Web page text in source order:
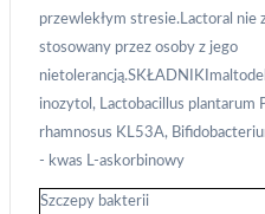
przewlekłym stresie.Lactoral nie
stosowany przez osoby z jego
nietolerancją.SKŁADNIKI
inozytol, Lactobacillus plantarum
rhamnosus KL53A,
- kwas L-askorbinowy
Szczepy bakterii
Rozwój i ulepszanie usług
Wykorzystywanie
wyboru treści
Funkcje specjalne IAB:
Użycie dokładnych danych
geolokalizacyjnych